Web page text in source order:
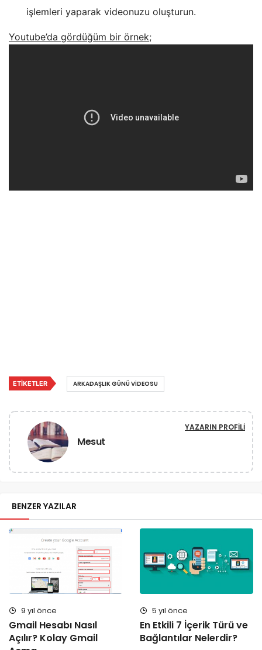
işlemleri yaparak videonuzu oluşturun.
Youtube’da gördüğüm bir örnek;
ETIKETLER ARKADAŞLIK GÜNÜ VIDEOSU
Mesut
YAZARIN PROFILI
BENZER YAZILAR
9 yıl önce
Gmail Hesabı Nasıl
Açılır? Kolay Gmail
5 yıl önce
En Etkili 7 İçerik Türü ve
Bağlantılar Nelerdir?